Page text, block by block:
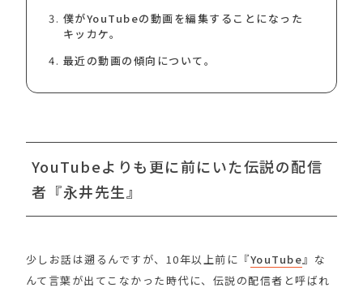
僕がYouTubeの動画を編集することになった
キッカケ。
最近の動画の傾向について。
YouTubeよりも更に前にいた伝説の配信
者『永井先生』
少しお話は遡るんですが、10年以上前に『YouTube 』な
んて言葉が出てこなかった時代に、伝説の配信者と呼ばれ